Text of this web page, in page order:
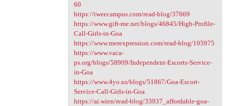
60
https://tweecampus.com/read-blog/37669
https://www.gift-me.net/blogs/46845/High-Profile-
Call-Girls-in-Goa
https://www.merexpression.com/read-blog/105975
https://www.vaca-
ps.org/blogs/58909/Independent-Escorts-Service-
in-Goa
https://www.4yo.us/blogs/51867/Goa-Escort-
Service-Call-Girls-in-Goa
https://ai.wien/read-blog/33937_affordable-goa-